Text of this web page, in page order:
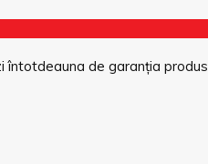
întotdeauna de garanția